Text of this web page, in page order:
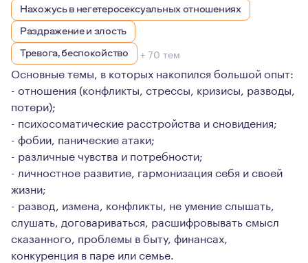
Нахожусь в негетеросексуальных отношениях
Раздражение и злость
Тревога, беспокойство
+ 70 тем
Основные темы, в которых накопился большой опыт:
- отношения (конфликты, стрессы, кризисы, разводы,
потери);
- психосоматические расстройства и сновидения;
- фобии, панические атаки;
- различные чувства и потребности;
- личностное развитие, гармонизация себя и своей
жизни;
- развод, измена, конфликты, не умение слышать,
слушать, договариваться, расшифровывать смысл
сказанного, проблемы в быту, финансах,
конкуренция в паре или семье.